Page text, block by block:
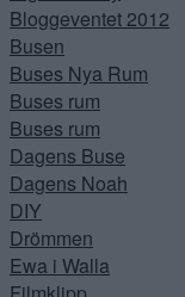
Bloggeventet 2012
Busen
Buses Nya Rum
Buses rum
Buses rum
Dagens Buse
Dagens Noah
DIY
Drömmen
Ewa i Walla